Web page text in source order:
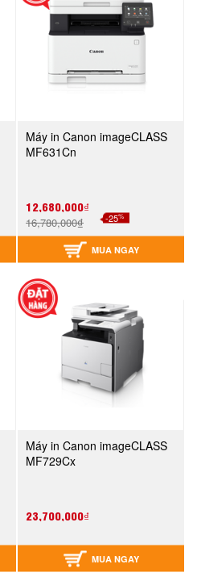
Máy in Canon imageCLASS
MF631Cn
12,680,000₫
16,780,000₫ -25%
MUA NGAY
Máy in Canon imageCLASS
MF729Cx
23,700,000₫
MUA NGAY